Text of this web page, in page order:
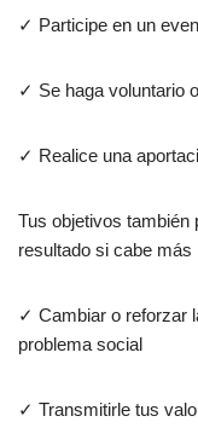
✓ Participe en un
✓ Se haga voluntario
✓ Realice una
Tus objetivos también
resultado si cabe más
✓ Cambiar o reforzar
problema social
✓ Transmitirle tus